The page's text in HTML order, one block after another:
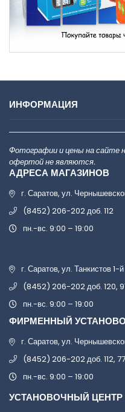
ИНФОРМАЦИЯ
Фотографии и цены на сайте
офертой не являются.
АДРЕСА МАГАЗИНОВ
г. Саратов, ул.
(8452) 206-202 доб. 112
пн.-вс. 9:00 – 19:00
г. Саратов, ул. Танкистов 1-
(8452) 206-202 доб. 120,
пн.-вс. 9:00 – 19:00
ФИРМЕННЫЙ
г. Саратов, ул.
(8452) 206-202 доб. 112,
пн.-вс. 9:00 – 19:00
УСТАНОВОЧНЫЙ ЦЕНТР